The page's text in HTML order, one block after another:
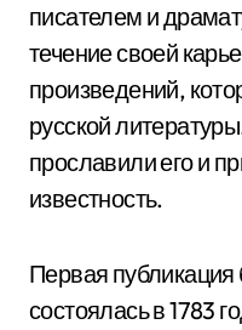
писателем и
течение своей
произведений,
русской
прославили его и
известность.
Первая
состоялась в 1783